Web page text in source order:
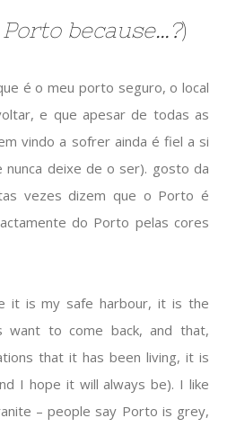
because…?)
é o meu porto seguro, o local
e que apesar de todas as
vindo a sofrer ainda é fiel a si
deixe de o ser). gosto da
vezes dizem que o Porto é
do Porto pelas cores
it is my safe harbour, it is the
want to come back, and that,
that it has been living, it is
I hope it will always be). I like
– people say Porto is grey,